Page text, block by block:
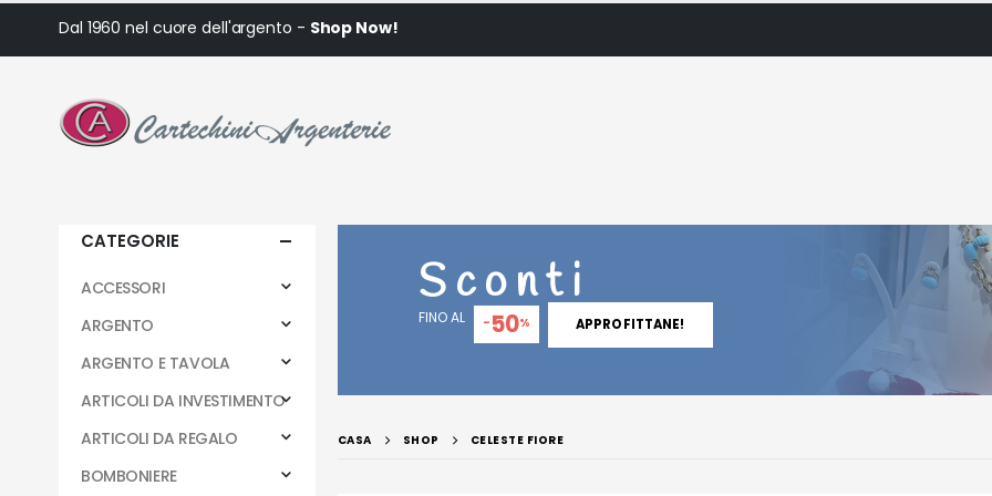
Dal 1960 nel cuore dell'argento - Shop Now!
Sconti
FINO AL - 50% APPROFITTANE!
CASA SHOP CELESTE FIORE
CATEGORIE
ACCESSORI
ARGENTO
ARGENTO E TAVOLA
ARTICOLI DA INVESTIMENTO
ARTICOLI DA REGALO
BOMBONIERE